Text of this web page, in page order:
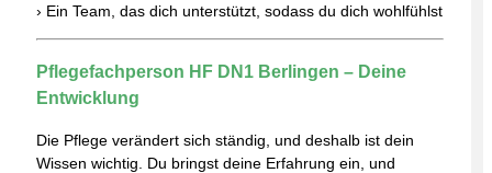
› Ein Team, das dich unterstützt, sodass du dich wohlfühlst
Pflegefachperson HF DN1 Berlingen – Deine
Entwicklung
Die Pflege verändert sich ständig, und deshalb ist dein
Wissen wichtig. Du bringst deine Erfahrung ein, und